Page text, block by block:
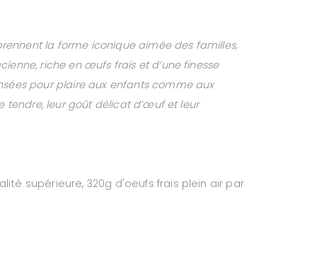
la forme iconique aimée des familles,
riche en œufs frais et d’une finesse
pour plaire aux enfants comme aux
tendre, leur goût délicat d’œuf et leur
supérieure, 320g d'oeufs frais plein air par